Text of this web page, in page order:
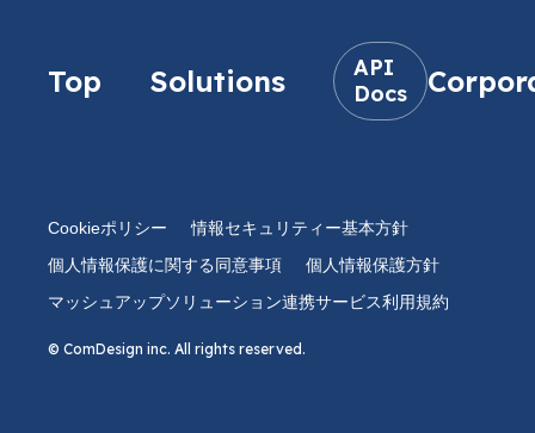
Top Solutions
API
Docs
Cookieポリシー
情報セキュリティー基本方針
個人情報保護に関する同意事項
個人情報保護方針
マッシュアップソリューション連携サービス利用規約
© ComDesign inc. All rights reserved.